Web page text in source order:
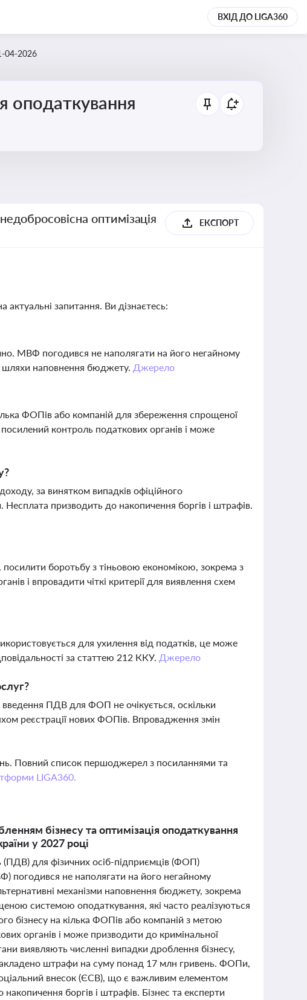
ВХІД ДО LIGA360
04-2026
оподаткування
оптимізація
ЕКСПОРТ
актуальні запитання. Ви дізнаєтесь:
МВФ погодився не наполягати на його негайному
шляхи наповнення бюджету. Джерело
ФОПів або компаній для збереження спрощеної
контроль податкових органів і може
за винятком випадків офіційного
Несплата призводить до накопичення боргів і штрафів.
боротьбу з тіньовою економікою, зокрема з
і впровадити чіткі критерії для виявлення схем
для ухилення від податків, це може
за статтею 212 ККУ. Джерело
ПДВ для ФОП не очікується, оскільки
реєстрації нових ФОПів. Впровадження змін
Повний список першоджерел з посиланнями та
LIGA360.
бізнесу та оптимізація оподаткування
у 2027 році
(ПДВ) для фізичних осіб-підприємців (ФОП)
не наполягати на його негайному
механізми наповнення бюджету, зокрема
системою оподаткування, які часто реалізуються
бізнесу на кілька ФОПів або компаній з метою
органів і може призводити до кримінальної
виявляють численні випадки дроблення бізнесу,
штрафи на суму понад 17 млн гривень. ФОПи,
внесок (ЄСВ), що є важливим елементом
боргів і штрафів. Бізнес та експерти